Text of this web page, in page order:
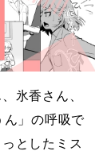
氷香さん、
ん」の呼吸で
としたミス